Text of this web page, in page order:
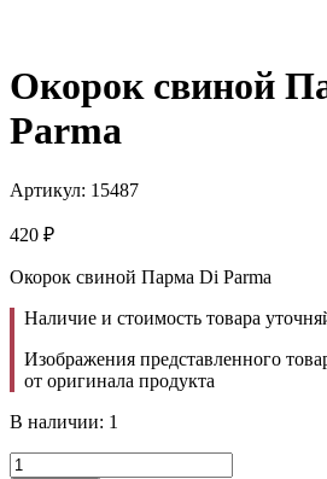
Окорок свиной
Parma
Артикул: 15487
420 ₽
Окорок свиной Парма Di Parma
Наличие и стоимость товара
Изображения представленного
от оригинала продукта
В наличии: 1